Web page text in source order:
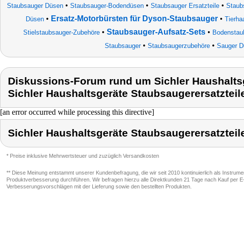
Staubsauger Düsen• Staubsauger-Bodendüsen• Staubsauger Ersatzteile•
Düsen • Ersatz-Motorbürsten für Dyson-Staubsauger •
Stielstaubsauger-Zubehöre • Staubsauger-Aufsatz-Sets •
Staubsauger• Staubsaugerzubehöre• Sauger
Diskussions-Forum rund um Sichler
Sichler Haushaltsgeräte
[an error occurred while processing this directive]
Sichler Haushaltsgeräte
* Preise inklusive Mehrwertsteuer und zuzüglich Versandkosten
** Diese Meinung entstammt unserer Kundenbefragung, die wir seit 2010 kontinuierlich als
Produktverbesserung durchführen. Wir befragen hierzu alle Direktkunden 21 Tage nach Kauf per
Verbesserungsvorschlägen mit der Lieferung sowie den bestellten Produkten.